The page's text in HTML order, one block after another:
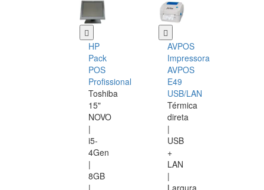
HP
Pack
POS
Profissional
Toshiba
15"
NOVO
|
i5-
4Gen
|
8GB
AVPOS
Impressora
AVPOS
E49
USB/LAN
Térmica
direta
|
USB
+
LAN
|